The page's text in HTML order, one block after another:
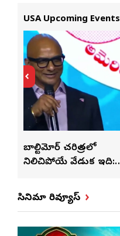
USA Upcoming Events
బాల్టిమోర్ చరిత్రలో
నిలిచిపోయే వేడుక ఇది:
సినిమా రివ్యూస్